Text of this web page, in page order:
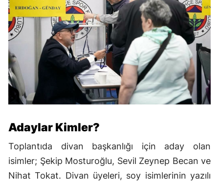
Adaylar Kimler?
Toplantıda divan başkanlığı için aday olan
isimler; Şekip Mosturoğlu, Sevil Zeynep Becan ve
Nihat Tokat. Divan üyeleri, soy isimlerinin yazılı